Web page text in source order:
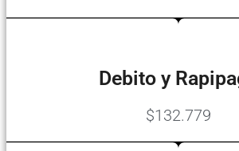
Debito y
$132.779